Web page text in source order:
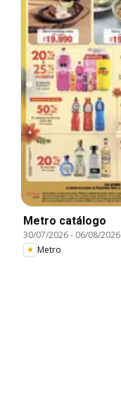
Metro catálogo
30/07/2026- 06/08/2026
Metro